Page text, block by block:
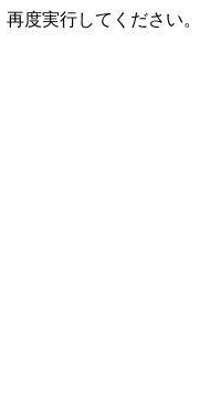
度実行してください。